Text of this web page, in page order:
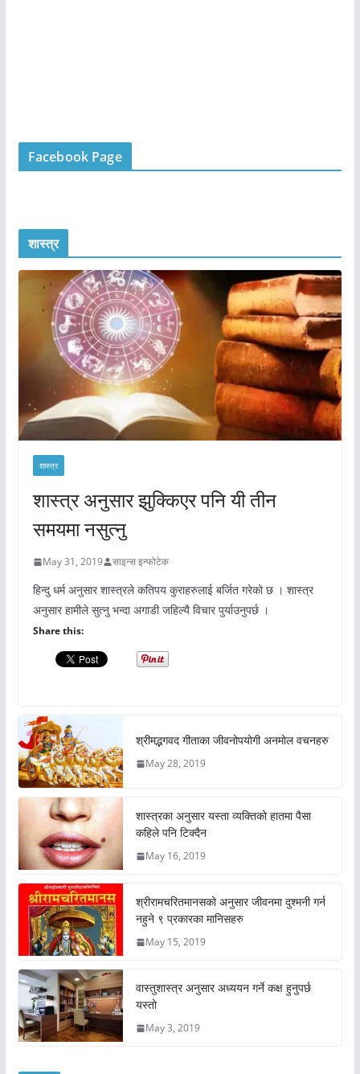
Facebook Page
शास्त्र
शास्त्र
शास्त्र अनुसार झुक्किएर पनि यी तीन
समयमा नसुत्नु
May 31, 2019 साइन्स इन्फोटेक
हिन्दु धर्म अनुसार शास्त्रले कतिपय कुराहरुलाई बर्जित गरेको छ । शास्त्र
अनुसार हामीले सुत्नु भन्दा अगाडी जहिल्यै विचार पुर्याउनुपर्छ ।
Share this:
श्रीमद्भगवद गीताका जीवनोपयोगी अनमोल वचनहरु
May 28, 2019
शास्त्रका अनुसार यस्ता व्यक्तिको हातमा पैसा
कहिले पनि टिक्दैन
May 16, 2019
श्रीरामचरितमानसको अनुसार जीवनमा दुश्मनी गर्न
नहुने ९ प्रकारका मानिसहरु
May 15, 2019
वास्तुशास्त्र अनुसार अध्ययन गर्ने कक्ष हुनुपर्छ
यस्तो
May 3, 2019